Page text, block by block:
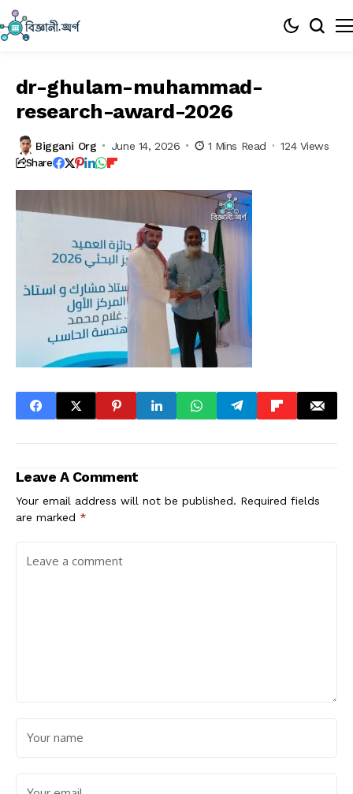
dr-ghulam-muhammad-
research-award-2026
Biggani Org June 14, 2026 1 Mins Read 124 Views
Share
Leave A Comment
Your email address will not be published. Required fields
are marked *